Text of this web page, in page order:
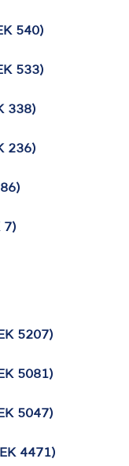
540)
533)
338)
236)
7)
5207)
5081)
5047)
4471)